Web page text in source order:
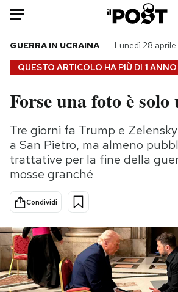
Auto
HOME
Italia
Politica
Tecnologia
Internet
Scienza
Cultura
Economia
Sport
Moda
QUESTO ARTICOLO HA PIÙ DI 1 ANNO
GUERRA IN UCRAINA Lunedì 28
Forse una foto è
Tre giorni fa Trump e
a San Pietro, ma almeno
trattative per la fine della
mosse granché
Condividi